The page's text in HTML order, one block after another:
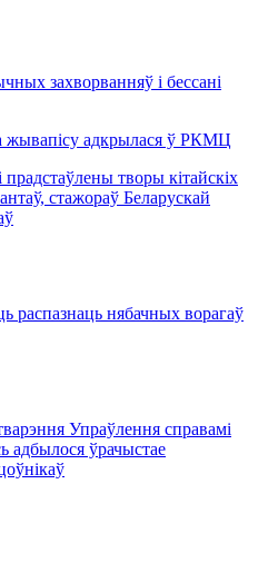
захворванняў і бессані
жывапісу адкрылася ў РКМЦ
творы кітайскіх
стажораў Беларускай
распазнаць нябачных ворагаў
Упраўлення справамі
адбылося ўрачыстае